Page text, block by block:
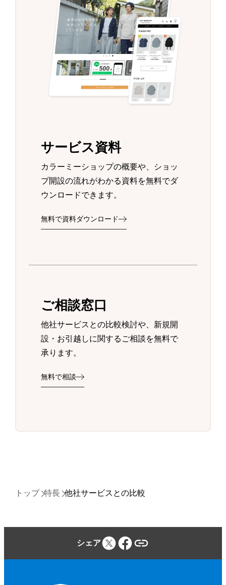
サービス資料
カラーミーショップの概要や、ショッ
プ開設の流れがわかる資料を無料でダ
ウンロードできます。
無料で資料ダウンロード
ご相談窓口
他社サービスとの比較検討や、新規開
設・お引越しに関するご相談を無料で
承ります。
無料で相談
トップ 特長 他社サービスとの比較
シェア